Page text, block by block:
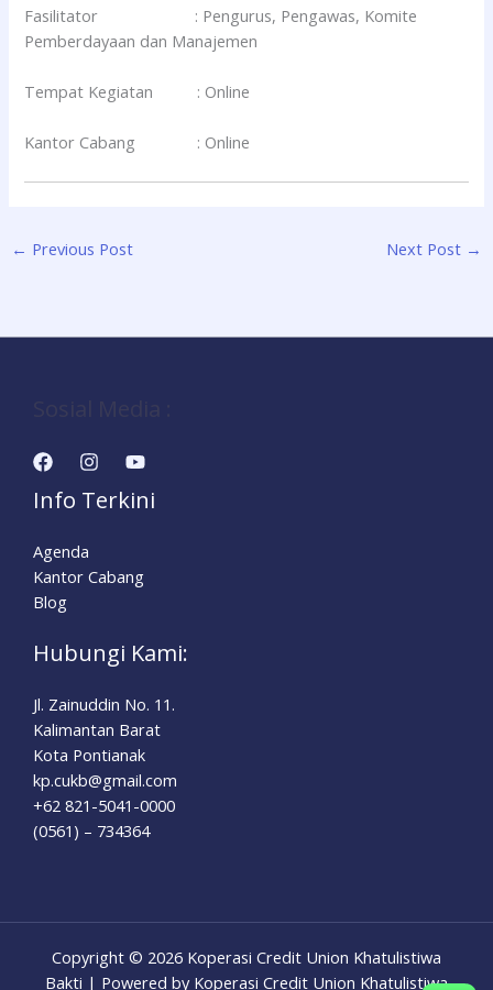
Fasilitator : Pengurus, Pengawas, Komite
Pemberdayaan dan Manajemen
Tempat Kegiatan : Online
Kantor Cabang : Online
← Previous Post Next Post →
Info Terkini
Agenda
Kantor Cabang
Blog
Hubungi Kami:
Jl. Zainuddin No. 11.
Kalimantan Barat
Kota Pontianak
kp.cukb@gmail.com
+62 821-5041-0000
(0561) – 734364
Copyright © 2026 Koperasi Credit Union Khatulistiwa
Bakti | Powered by Koperasi Credit Union Khatulistiwa